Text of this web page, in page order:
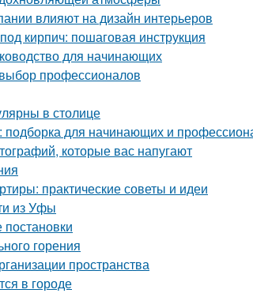
влияют на дизайн интерьеров
кирпич: пошаговая инструкция
для начинающих
профессионалов
в столице
для начинающих и
которые вас напугают
практические советы и идеи
из Уфы
горения
пространства
в городе